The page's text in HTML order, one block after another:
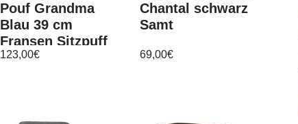
Pouf Grandma
Blau 39 cm
Fransen Sitzpuff
Hocker Samt
123,00€
Chantal schwarz
Samt
69,00€